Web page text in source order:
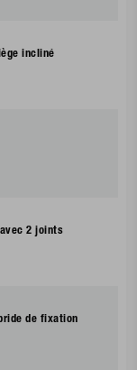
incliné
2 joints
de fixation